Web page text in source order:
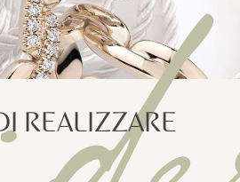
REALIZZARE